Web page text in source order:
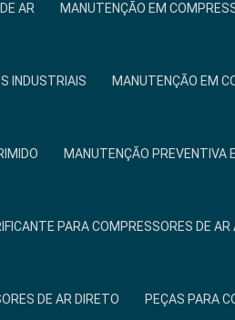
AR MANUTENÇÃO EM
INDUSTRIAIS MANUTENÇÃO EM
MANUTENÇÃO PREVENTIVA
PARA COMPRESSORES DE
DE AR DIRETO PEÇAS PARA